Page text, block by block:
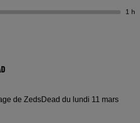
1 h
de ZedsDead du lundi 11 mars